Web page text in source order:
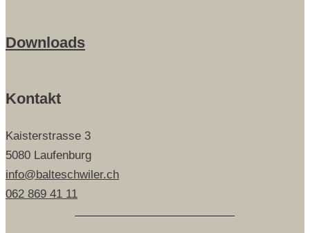
Downloads
Kontakt
Kaisterstrasse 3
5080 Laufenburg
info@balteschwiler.ch
062 869 41 11